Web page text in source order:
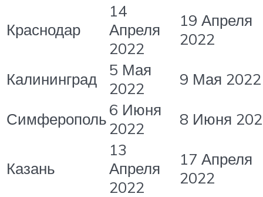
Краснодар
14
Апреля
2022
19 Апреля
2022
Калининград
5 Мая
2022
9 Мая 2022
Симферополь6 Июня
2022
8 Июня
Казань
13
Апреля
2022
17 Апреля
2022